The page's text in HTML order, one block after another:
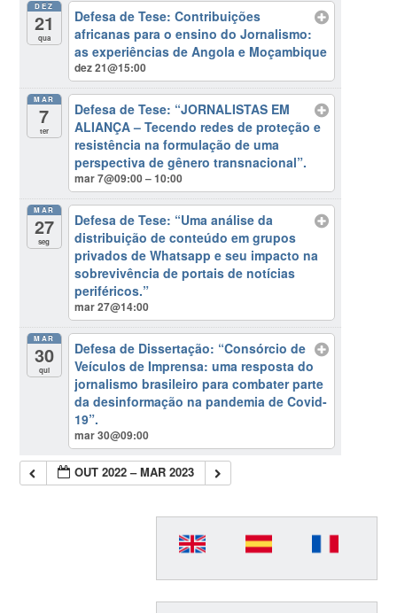
DEZ
21
qua
Defesa de Tese: Contribuições
africanas para o ensino do Jornalismo:
as experiências de Angola e Moçambique
dez 21@15:00
MAR
7
ter
Defesa de Tese: “JORNALISTAS EM
ALIANÇA – Tecendo redes de proteção e
resistência na formulação de uma
perspectiva de gênero transnacional”.
mar 7@09:00 – 10:00
MAR
27
seg
Defesa de Tese: “Uma análise da
distribuição de conteúdo em grupos
privados de Whatsapp e seu impacto na
sobrevivência de portais de notícias
periféricos.”
mar 27@14:00
MAR
30
qui
Defesa de Dissertação: “Consórcio de
Veículos de Imprensa: uma resposta do
jornalismo brasileiro para combater parte
da desinformação na pandemia de Covid-
19”.
mar 30@09:00
OUT 2022 – MAR 2023